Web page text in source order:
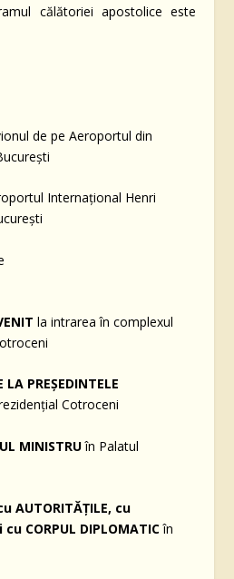
călătoriei apostolice este
de pe Aeroportul din
Internațional Henri
la intrarea în complexul
PREȘEDINTELE
Cotroceni
MINISTRUîn Palatul
AUTORITĂȚILE, cu
cu CORPUL DIPLOMATICîn